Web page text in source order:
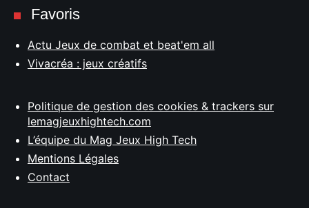
Favoris
Actu Jeux de combat et beat'em all
Vivacréa : jeux créatifs
Politique de gestion des cookies & trackers sur
lemagjeuxhightech.com
L’équipe du Mag Jeux High Tech
Mentions Légales
Contact